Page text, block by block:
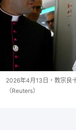
2026年4月13日，教宗良
（Reuters）